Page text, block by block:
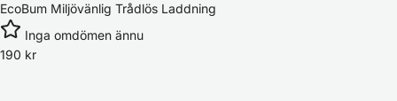
EcoBum Miljövänlig Trådlös Laddning
Inga omdömen ännu
190 kr